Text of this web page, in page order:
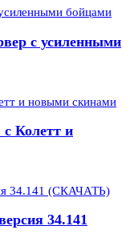
с усиленными
Колетт и
34.141